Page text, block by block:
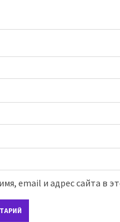
email и адрес сайта в